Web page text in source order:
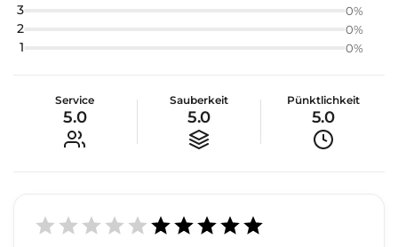
3 0%
2 0%
1 0%
Service
5.0
Sauberkeit
5.0
Pünktlichkeit
5.0